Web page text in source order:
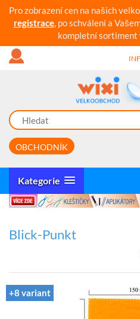
Pro zobrazení cen na našich
registrace, po schválení a
kompletní sortiment
OBCHODNÍK
Kategorie
Blick-Punkt
+8 variant